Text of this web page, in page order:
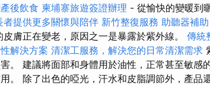
後飲食 柬埔寨旅遊簽證辦理 - 從愉快的變暖到
提供更多關懷與陪伴 新竹整復服務 助聽器補
膚正在變老，原因之一是暴露於紫外線。 傳統
解決方案 清潔工服務，解決您的日常清潔需求
。 建議將面部和身體用於油性，正常甚至敏感
。 除了出色的啞光，汗水和皮脂調節外，產品